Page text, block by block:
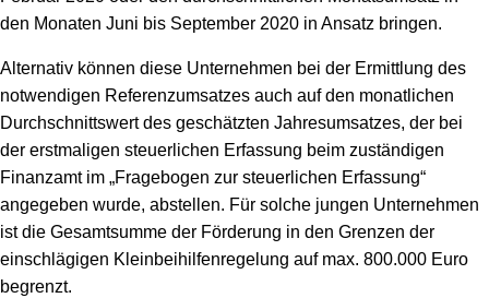
den Monaten Juni bis September 2020 in Ansatz bringen.
Alternativ können diese Unternehmen bei der Ermittlung des
notwendigen Referenzumsatzes auch auf den monatlichen
Durchschnittswert des geschätzten Jahresumsatzes, der bei
der erstmaligen steuerlichen Erfassung beim zuständigen
Finanzamt im „Fragebogen zur steuerlichen Erfassung“
angegeben wurde, abstellen. Für solche jungen Unternehmen
ist die Gesamtsumme der Förderung in den Grenzen der
einschlägigen Kleinbeihilfenregelung auf max. 800.000 Euro
begrenzt.